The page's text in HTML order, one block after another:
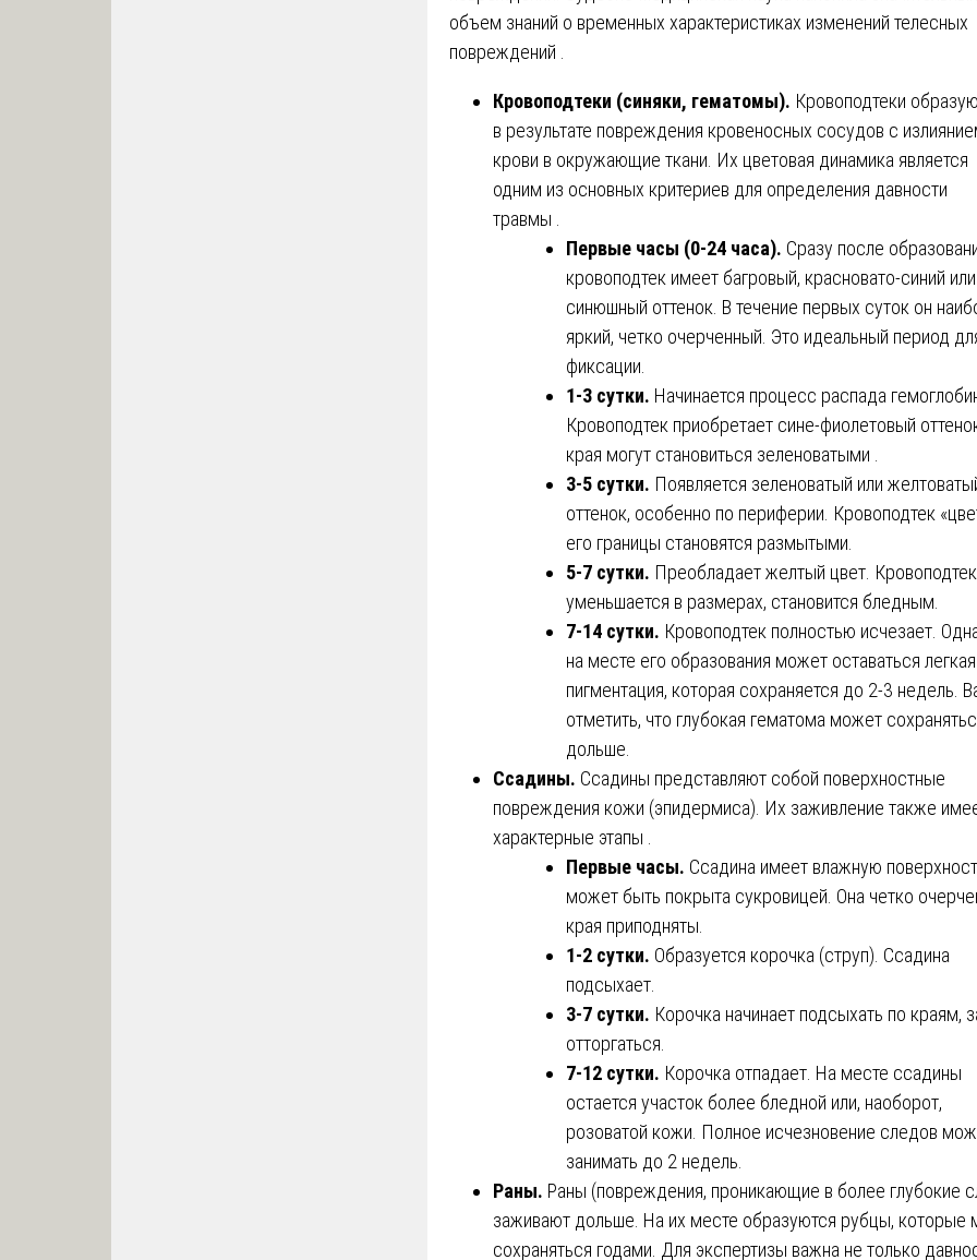
объем знаний о временных характеристиках изменений телесных
повреждений .
Кровоподтеки (синяки, гематомы). Кровоподтеки
в результате повреждения кровеносных сосудов с
крови в окружающие ткани. Их цветовая динамика является
одним из основных критериев для определения давности
травмы .
Первые часы (0-24 часа). Сразу после
кровоподтек имеет багровый, красновато-синий или
синюшный оттенок. В течение первых суток он
яркий, четко очерченный. Это идеальный период
фиксации.
1-3 сутки. Начинается процесс распада
Кровоподтек приобретает сине-фиолетовый
края могут становиться зеленоватыми .
3-5 сутки. Появляется зеленоватый или
оттенок, особенно по периферии. Кровоподтек
его границы становятся размытыми.
5-7 сутки. Преобладает желтый цвет. Кровоподтек
уменьшается в размерах, становится бледным.
7-14 сутки. Кровоподтек полностью исчезает.
на месте его образования может оставаться легкая
пигментация, которая сохраняется до 2-3 недель.
отметить, что глубокая гематома может
дольше.
Ссадины. Ссадины представляют собой поверхностные
повреждения кожи (эпидермиса). Их заживление также
характерные этапы .
Первые часы. Ссадина имеет влажную
может быть покрыта сукровицей. Она четко
края приподняты.
1-2 сутки. Образуется корочка (струп). Ссадина
подсыхает.
3-7 сутки. Корочка начинает подсыхать по краям,
отторгаться.
7-12 сутки. Корочка отпадает. На месте ссадины
остается участок более бледной или, наоборот,
розоватой кожи. Полное исчезновение следов
занимать до 2 недель.
Раны. Раны (повреждения, проникающие в более глубокие
заживают дольше. На их месте образуются рубцы, которые
сохраняться годами. Для экспертизы важна не только